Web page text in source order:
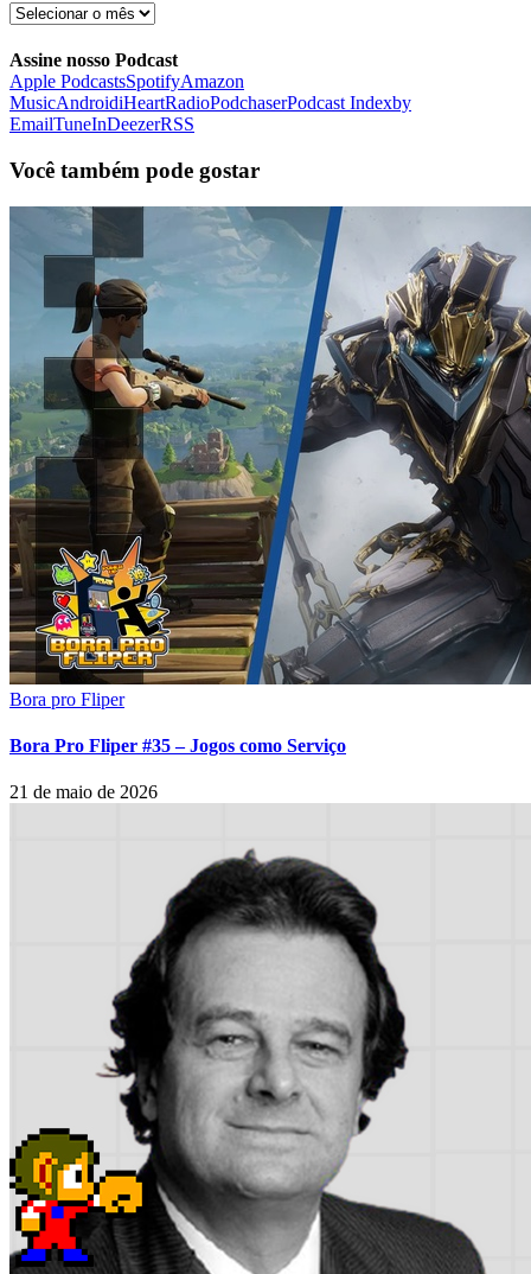
Arquivo
Assine nosso Podcast
Apple PodcastsSpotifyAmazon
MusicAndroidiHeartRadioPodchaserPodcast Indexby
EmailTuneInDeezerRSS
Você também pode gostar
Bora pro Fliper
Bora Pro Fliper #35 – Jogos como Serviço
21 de maio de 2026